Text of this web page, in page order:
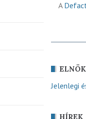
A
Jelenlegi
HÍREK